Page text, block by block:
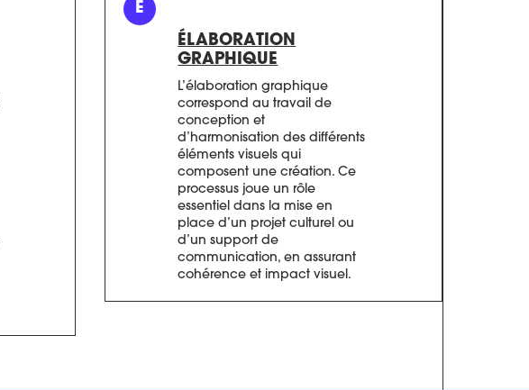
E
ÉLABORATION
GRAPHIQUE
L’élaboration graphique
correspond au travail de
conception et
d’harmonisation des différents
éléments visuels qui
composent une création. Ce
processus joue un rôle
essentiel dans la mise en
place d’un projet culturel ou
d’un support de
communication, en assurant
cohérence et impact visuel.